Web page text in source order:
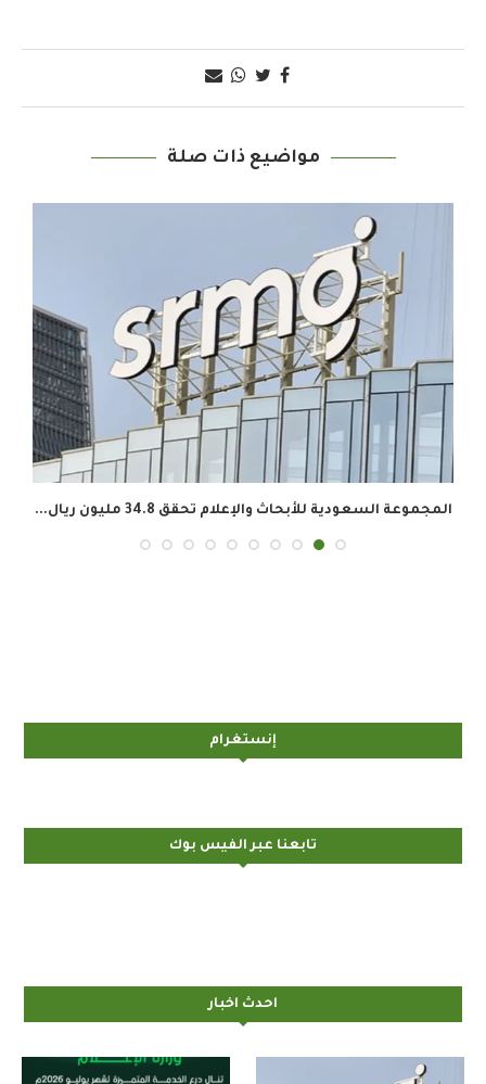
مواضيع ذات صلة
المجموعة السعودية للأبحاث والإعلام تحقق 34.8 مليون ريال...
إنستغرام
تابعنا عبر الفيس بوك
احدث اخبار